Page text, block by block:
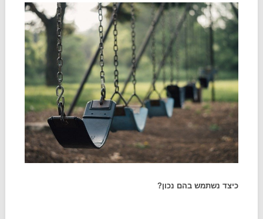
כיצד נשתמש בהם נכון?